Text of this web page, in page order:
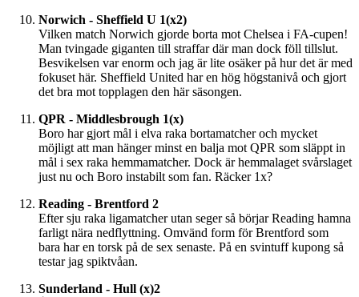
Norwich - Sheffield U 1(x2)
Vilken match Norwich gjorde borta mot Chelsea i FA-cupen!
Man tvingade giganten till straffar där man dock föll tillslut.
Besvikelsen var enorm och jag är lite osäker på hur det är med
fokuset här. Sheffield United har en hög högstanivå och gjort
det bra mot topplagen den här säsongen.
QPR - Middlesbrough 1(x)
Boro har gjort mål i elva raka bortamatcher och mycket
möjligt att man hänger minst en balja mot QPR som släppt in
mål i sex raka hemmamatcher. Dock är hemmalaget svårslaget
just nu och Boro instabilt som fan. Räcker 1x?
Reading - Brentford 2
Efter sju raka ligamatcher utan seger så börjar Reading hamna
farligt nära nedflyttning. Omvänd form för Brentford som
bara har en torsk på de sex senaste. På en svintuff kupong så
testar jag spiktvåan.
Sunderland - Hull (x)2